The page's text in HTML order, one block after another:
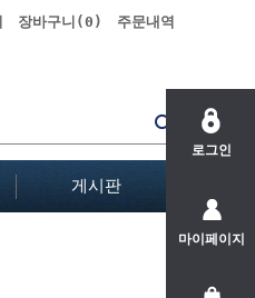
로그인
마이페이지
장바구니(0 ) 주문내역
게시판